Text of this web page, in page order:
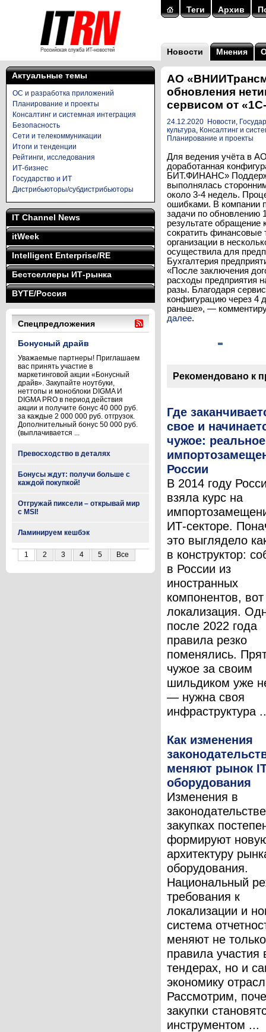
Теги Архив
Новости Мнения
Актуальные темы
ОС и разработка приложений
Планирование и проекты
Консалтинг и системная интеграция
Безопасность
Сети и телекоммуникации
Итоги и тенденции
Рейтинги, исследования
ИТ-бизнес
Государство и ИТ
Дистрибьюторы/субдистрибьюторы
IT Channel News
itWeek
Intelligent Enterprise/RE
Бестселлеры ИТ-рынка
BYTE/Россия
Спецпредложения
Бонусный драйв
Уважаемые партнеры! Приглашаем
вас принять участие в
маркетинговой акции «Бонусный
драйв». Закупайте ноутбуки,
неттопы и моноблоки DIGMA И
DIGMA PRO в период действия
акции и получите бонус 40 000 руб.
за каждые 2 000 000 руб. отгрузок.
Дополнительный бонус 50 000 руб.
(выплачивается ...
Превосходство в деталях
Бонусы ждут: получи больше с
каждой покупкой!
Отгружай пиксели – открывай мир
с MSI!
Ламинируем кешбэк
1 2 3 4 5 Все
АО
обновления
сервисом от
24.12.2020 Новости,
культура, Консалтинг и
Планирование и проекты
Для ведения учёта в
доработанная
БИТ.ФИНАНС»
выполнялась
около 3-4 недель.
ошибками. В компании
задачи по
результате обращение
сократить
организации в
осуществила для
Бухгалтерия
«После заключения
расходы предприятия
разы. Благодаря
конфигурацию через 4
раньше», —
далее.
Рекомендовано к
Где
свое и
чужое: реальное
России
В 2014 году
взяла курс на
ИТ-секторе.
это выглядело
в конструктор:
в России из
иностранных
компонентов,
локализация.
после 2022 года
правила резко
поменялись.
чужое за своим
шильдиком уже
— нужна своя
инфраструктура
Как изменения
меняют рынок
оборудования
Изменения в
закупках
формируют
архитектуру
оборудования.
Национальный
требования к
локализации и
система
меняют не только
правила участия
тендерах, но и
экономику
Рассмотрим,
закупки
инструментом ...